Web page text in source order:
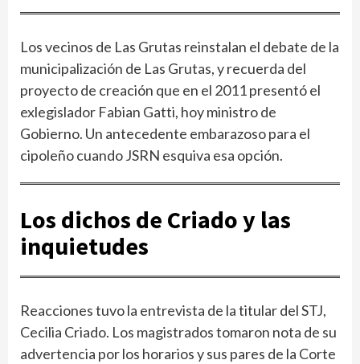
Los vecinos de Las Grutas reinstalan el debate de la
municipalización de Las Grutas, y recuerda del
proyecto de creación que en el 2011 presentó el
exlegislador Fabian Gatti, hoy ministro de
Gobierno. Un antecedente embarazoso para el
cipoleño cuando JSRN esquiva esa opción.
Los dichos de Criado y las
inquietudes
Reacciones tuvo la entrevista de la titular del STJ,
Cecilia Criado. Los magistrados tomaron nota de su
advertencia por los horarios y sus pares de la Corte